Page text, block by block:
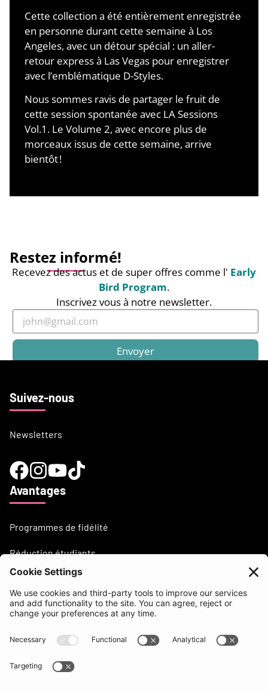
Cette collection a été entièrement enregistrée
en personne durant cette semaine à Los
Angeles, avec un détour spécial : un aller-
retour express à Las Vegas pour enregistrer
avec l’emblématique D-Styles.
Nous sommes ravis de partager le fruit de
cette session spontanée avec LA Sessions
Vol.1. Le Volume 2, avec encore plus de
morceaux issus de cette semaine, arrive
bientôt !
Restez informé!
Recevez des actus et de super offres comme l' Early
Bird Program.
Inscrivez vous à notre newsletter.
Envoyer
Suivez-nous
Newsletters
Avantages
Programmes de fidélité
Réduction étudiants
Besoin d'aide?
support@beatsurfing.com
Base de connaissance